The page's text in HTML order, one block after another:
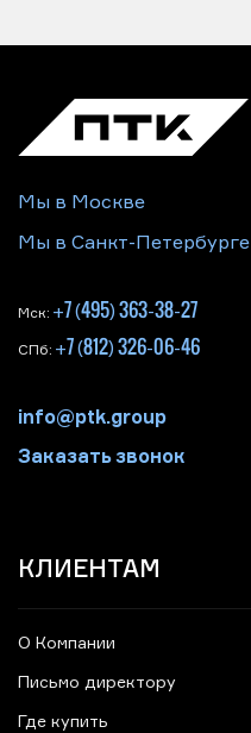
Мы в Москве
Мы в Санкт-Петербурге
Мск: +7 (495) 363-38-27
СПб: +7 (812) 326-06-46
info@ptk.group
Заказать звонок
КЛИЕНТАМ
О Компании
Письмо директору
Где купить